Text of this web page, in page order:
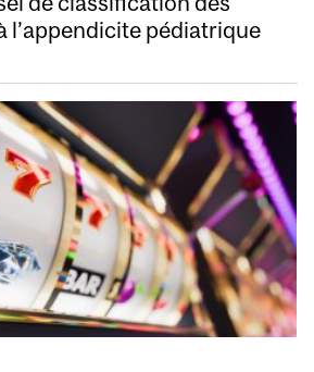
l’appendicite pédiatrique